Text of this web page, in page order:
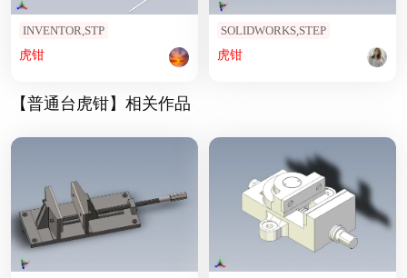
INVENTOR,STP
虎钳
SOLIDWORKS,STEP
虎钳
【普通台虎钳】相关作品